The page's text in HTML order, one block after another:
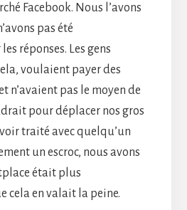
Facebook. Nous l’avons
pas été
réponses. Les gens
voulaient payer des
n’avaient pas le moyen de
pour déplacer nos gros
traité avec quelqu’un
un escroc, nous avons
était plus
cela en valait la peine.